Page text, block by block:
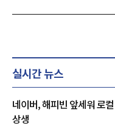
실시간 뉴스
네이버, 해피빈 앞세워 로
상생